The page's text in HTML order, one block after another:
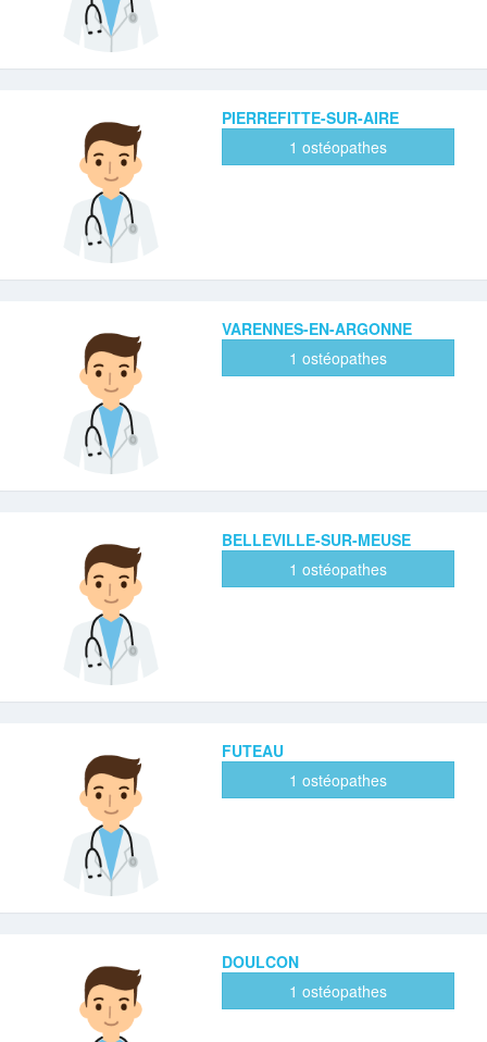
PIERREFITTE-SUR-AIRE
1 ostéopathes
VARENNES-EN-ARGONNE
1 ostéopathes
BELLEVILLE-SUR-MEUSE
1 ostéopathes
FUTEAU
1 ostéopathes
DOULCON
1 ostéopathes